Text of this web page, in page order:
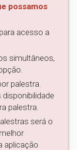
possamos
acesso a
simultâneos,
palestra.
palestra.
será o
aplicação